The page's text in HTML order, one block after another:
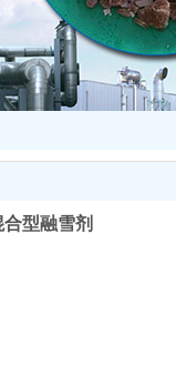
型融雪剂